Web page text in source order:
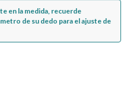
en la medida, recuerde
de su dedo para el ajuste de